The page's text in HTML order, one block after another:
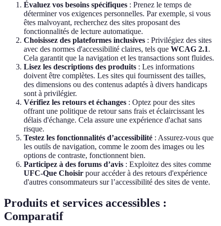
Évaluez vos besoins spécifiques : Prenez le temps de
déterminer vos exigences personnelles. Par exemple, si vous
êtes malvoyant, recherchez des sites proposant des
fonctionnalités de lecture automatique.
Choisissez des plateformes inclusives : Privilégiez des sites
avec des normes d'accessibilité claires, tels que WCAG 2.1.
Cela garantit que la navigation et les transactions sont fluides.
Lisez les descriptions des produits : Les informations
doivent être complètes. Les sites qui fournissent des tailles,
des dimensions ou des contenus adaptés à divers handicaps
sont à privilégier.
Vérifiez les retours et échanges : Optez pour des sites
offrant une politique de retour sans frais et éclaircissant les
délais d'échange. Cela assure une expérience d'achat sans
risque.
Testez les fonctionnalités d’accessibilité : Assurez-vous que
les outils de navigation, comme le zoom des images ou les
options de contraste, fonctionnent bien.
Participez à des forums d’avis : Exploitez des sites comme
UFC-Que Choisir pour accéder à des retours d'expérience
d'autres consommateurs sur l’accessibilité des sites de vente.
Produits et services accessibles :
Comparatif